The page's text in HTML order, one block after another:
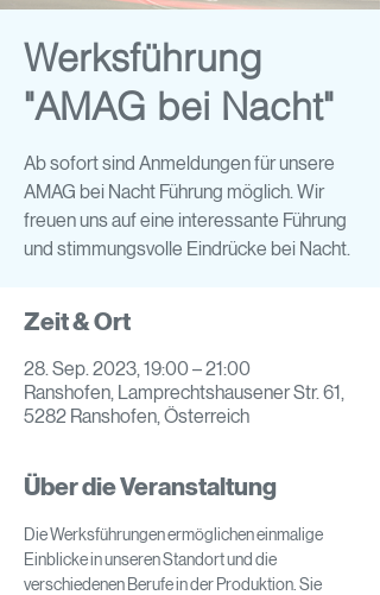
Werksführung
"AMAG bei Nacht"
Ab sofort sind Anmeldungen für unsere
AMAG bei Nacht Führung möglich. Wir
freuen uns auf eine interessante Führung
und stimmungsvolle Eindrücke bei Nacht.
Zeit & Ort
28. Sep. 2023, 19:00 – 21:00
Ranshofen, Lamprechtshausener Str. 61,
5282 Ranshofen, Österreich
Über die Veranstaltung
Die Werksführungen ermöglichen einmalige
Einblicke in unseren Standort und die
verschiedenen Berufe in der Produktion. Sie